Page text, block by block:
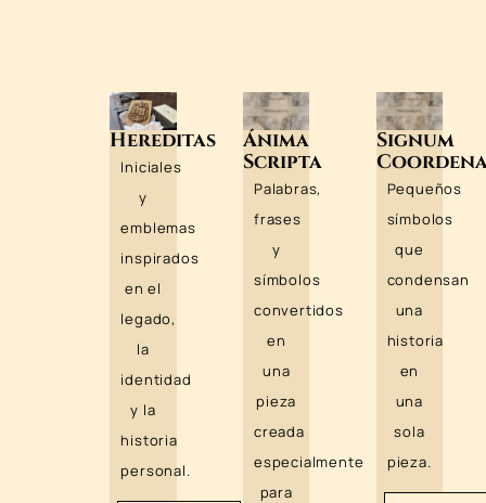
Hereditas
Iniciales
y
emblemas
inspirados
en el
legado,
la
identidad
y la
historia
personal.
Ánima
Scripta
Palabras,
frases
y
símbolos
convertidos
en
una
pieza
creada
especialmente
para
Signum
Pequeños
símbolos
que
condensan
una
historia
en
una
sola
pieza.